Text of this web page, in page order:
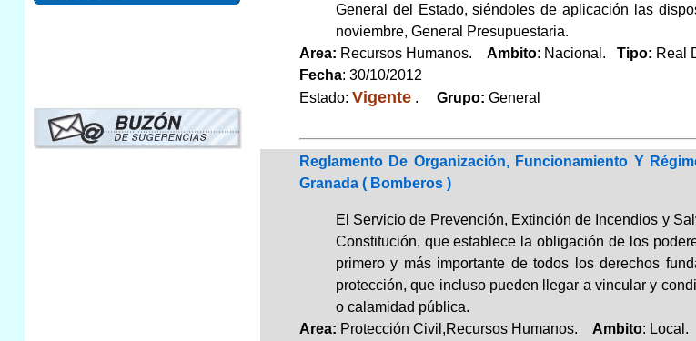
General del Estado, siéndoles de aplicación las
noviembre, General Presupuestaria.
Area: Recursos Humanos. Ambito: Nacional. Tipo: Real
Fecha: 30/10/2012
Estado: Vigente. Grupo: General
Reglamento De Organización, Funcionamiento Y
Granada ( Bomberos )
El Servicio de Prevención, Extinción de Incendios y
Constitución, que establece la obligación de los
primero y más importante de todos los derechos
protección, que incluso pueden llegar a vincular y
o calamidad pública.
Area: Protección Civil,Recursos Humanos. Ambito: Local.